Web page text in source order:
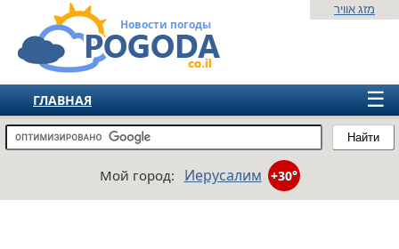
Новости погоды
Найти
מזג אוויר
☰
ГЛАВНАЯ
ИЗРАИЛЬ
ЕВРОПА
Мой город: Иерусалим +30°